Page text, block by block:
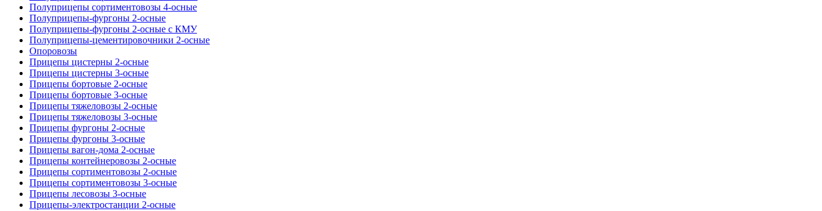
Полуприцепы сортиментовозы 4-осные
Полуприцепы-фургоны 2-осные
Полуприцепы-фургоны 2-осные с КМУ
Полуприцепы-цементировочники 2-осные
Опоровозы
Прицепы цистерны 2-осные
Прицепы цистерны 3-осные
Прицепы бортовые 2-осные
Прицепы бортовые 3-осные
Прицепы тяжеловозы 2-осные
Прицепы тяжеловозы 3-осные
Прицепы фургоны 2-осные
Прицепы фургоны 3-осные
Прицепы вагон-дома 2-осные
Прицепы контейнеровозы 2-осные
Прицепы сортиментовозы 2-осные
Прицепы сортиментовозы 3-осные
Прицепы лесовозы 3-осные
Прицепы-электростанции 2-осные